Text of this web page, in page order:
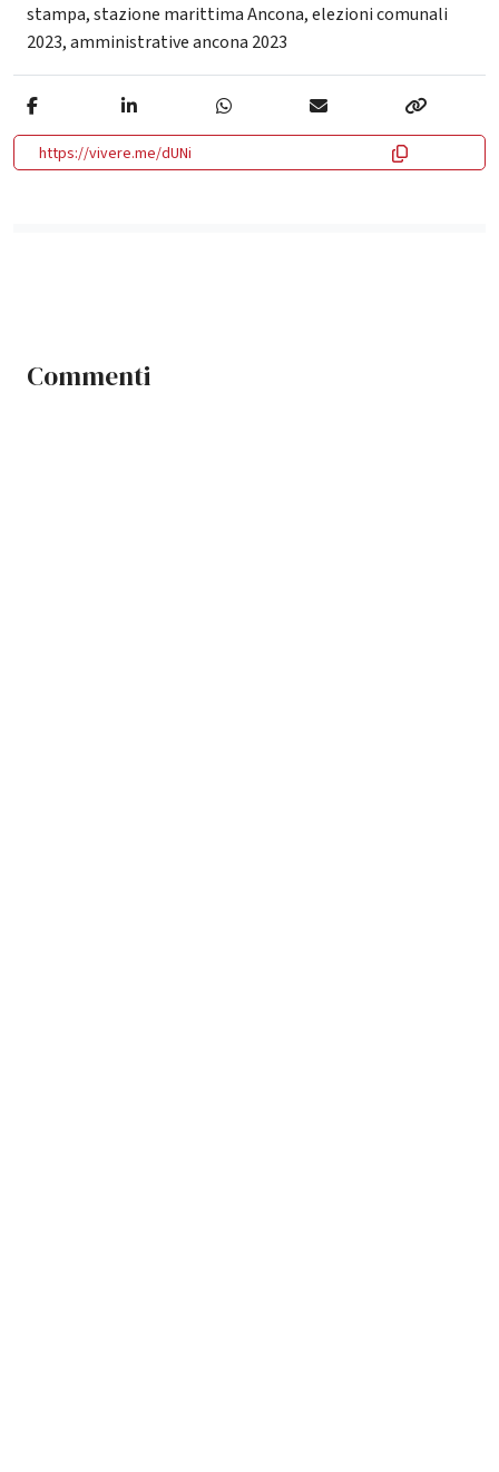
stampa,stazione marittima Ancona,elezioni comunali
2023,amministrative ancona 2023
https://vivere.me/dUNi
Commenti